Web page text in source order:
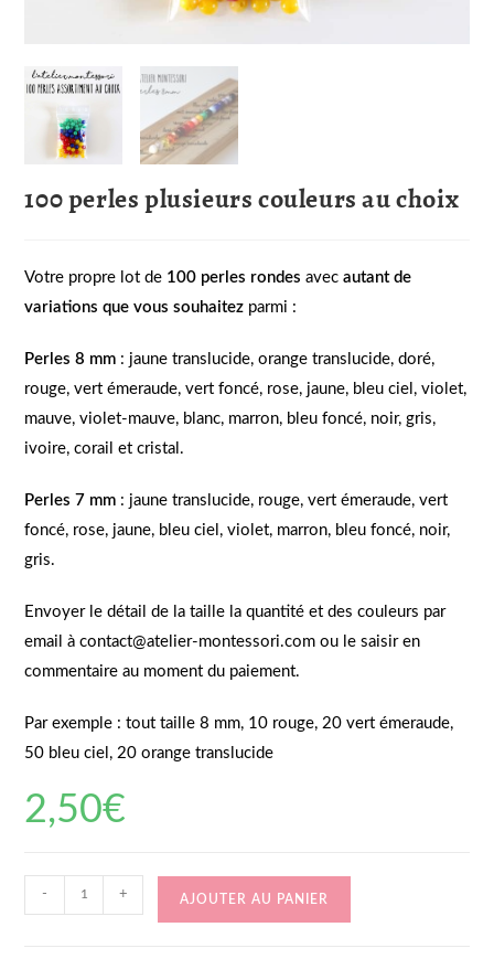
100 perles plusieurs couleurs au choix
Votre propre lot de 100 perles rondes avec autant de
variations que vous souhaitez parmi :
Perles 8 mm : jaune translucide, orange translucide, doré,
rouge, vert émeraude, vert foncé, rose, jaune, bleu ciel, violet,
mauve, violet-mauve, blanc, marron, bleu foncé, noir, gris,
ivoire, corail et cristal.
Perles 7 mm : jaune translucide, rouge, vert émeraude, vert
foncé, rose, jaune, bleu ciel, violet, marron, bleu foncé, noir,
gris.
Envoyer le détail de la taille la quantité et des couleurs par
email à contact@atelier-montessori.com ou le saisir en
commentaire au moment du paiement.
Par exemple : tout taille 8 mm, 10 rouge, 20 vert émeraude,
50 bleu ciel, 20 orange translucide
2,50€
de
- + AJOUTER AU PANIER